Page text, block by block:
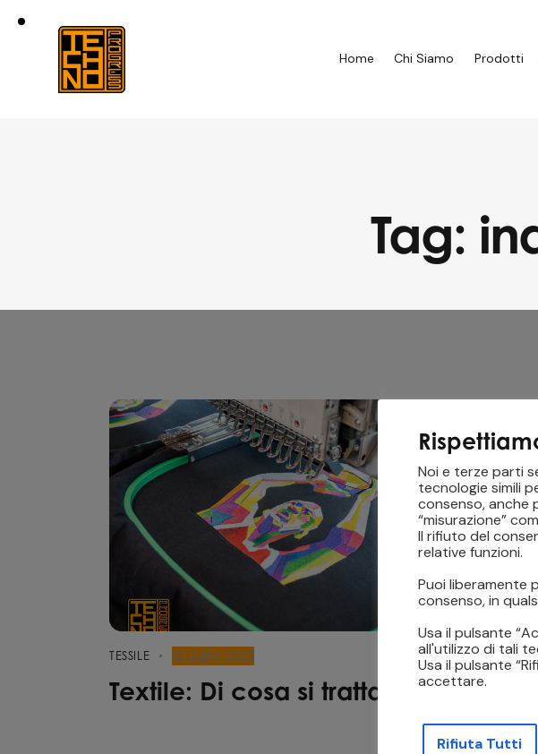
Home Chi Siamo Prodotti
Tag:
TESSILE 12 Luglio 2023
Textile: Di cosa si tratta?
Noi e terze parti
tecnologie simili
consenso, anche
“misurazione”
Il rifiuto del
relative funzioni.
Puoi liberamente
consenso, in
Usa il pulsante
all'utilizzo di tali
Usa il pulsante
accettare.
Rifiuta Tutti